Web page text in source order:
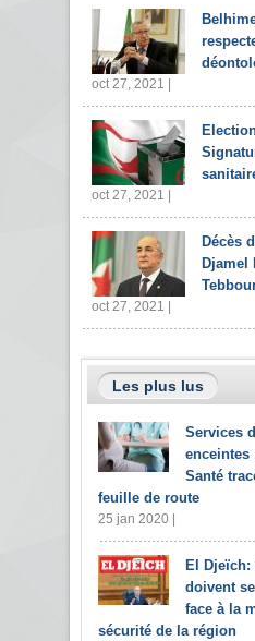
oct 27, 2021 |
oct 27, 2021 |
Décès
Djamel
oct 27, 2021 |
Les plus lus
Services
enceintes
Santé
feuille de route
25 jan 2020 |
El
doivent
face à la
sécurité de la région